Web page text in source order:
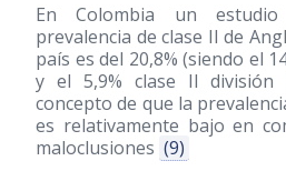
En Colombia un
prevalencia de clase II de
país es del 20,8% (siendo el
y el 5,9% clase II división
concepto de que la
es relativamente bajo en
maloclusiones (9)